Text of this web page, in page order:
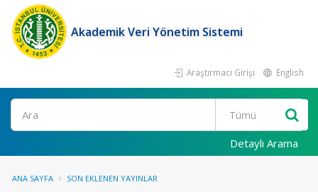
Akademik Veri Yönetim Sistemi
Araştırmacı Girişi English
Ara
Detaylı Arama
ANA SAYFA SON EKLENEN YAYINLAR